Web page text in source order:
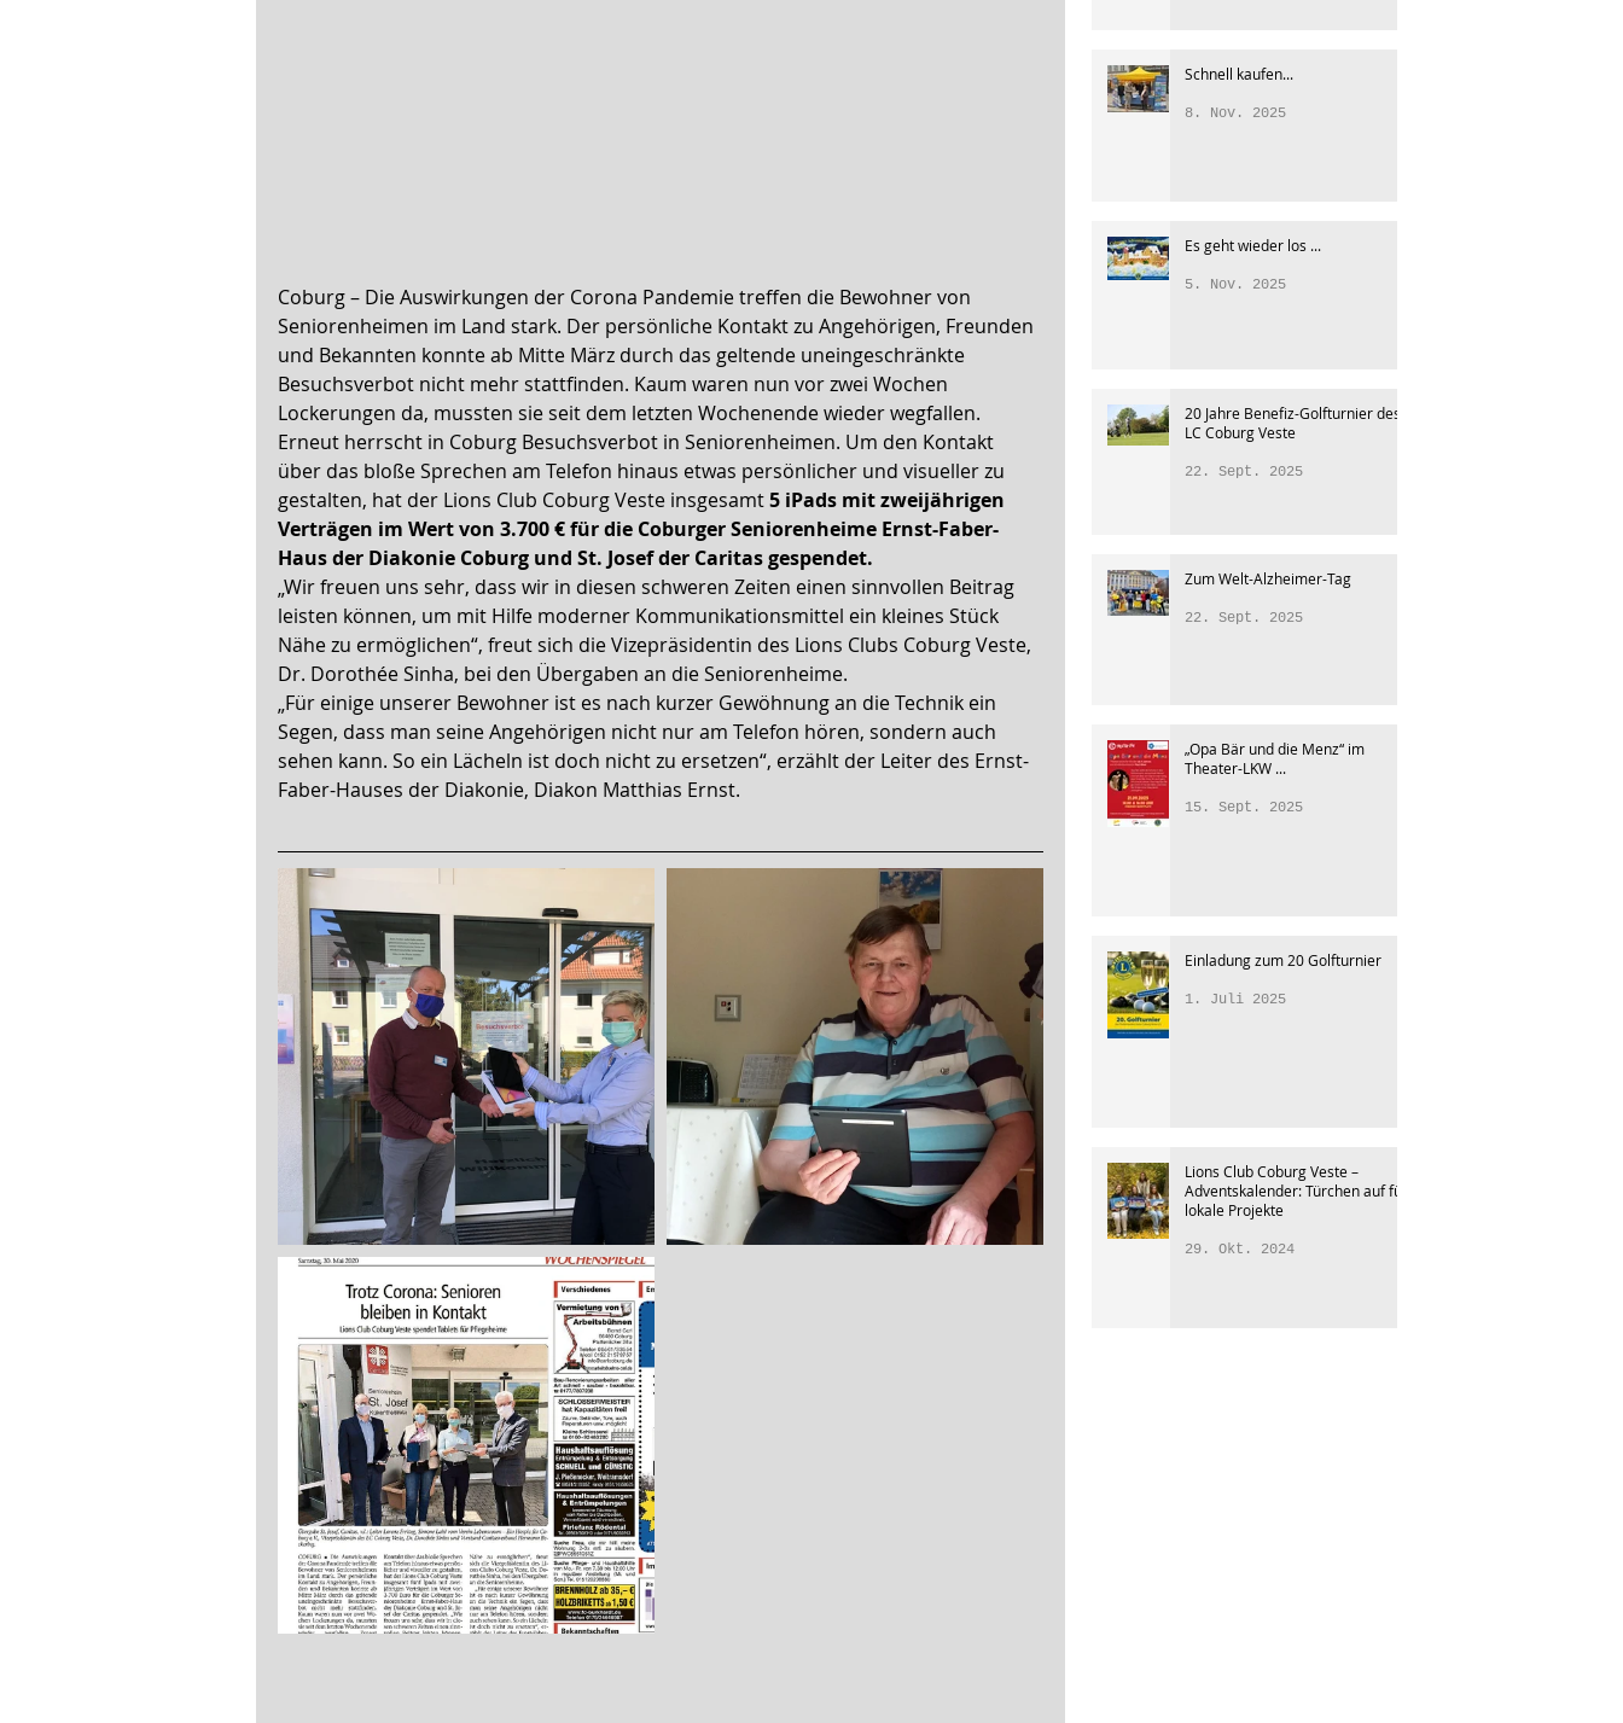
Coburg – Die Auswirkungen der Corona Pandemie treffen die Bewohner von
Seniorenheimen im Land stark. Der persönliche Kontakt zu Angehörigen, Freunden
und Bekannten konnte ab Mitte März durch das geltende uneingeschränkte
Besuchsverbot nicht mehr stattfinden. Kaum waren nun vor zwei Wochen
Lockerungen da, mussten sie seit dem letzten Wochenende wieder wegfallen.
Erneut herrscht in Coburg Besuchsverbot in Seniorenheimen. Um den Kontakt
über das bloße Sprechen am Telefon hinaus etwas persönlicher und visueller zu
gestalten, hat der Lions Club Coburg Veste insgesamt 5 iPads mit zweijährigen
Verträgen im Wert von 3.700 € für die Coburger Seniorenheime Ernst-Faber-
Haus der Diakonie Coburg und St. Josef der Caritas gespendet.
„Wir freuen uns sehr, dass wir in diesen schweren Zeiten einen sinnvollen Beitrag
leisten können, um mit Hilfe moderner Kommunikationsmittel ein kleines Stück
Nähe zu ermöglichen“, freut sich die Vizepräsidentin des Lions Clubs Coburg Veste,
Dr. Dorothée Sinha, bei den Übergaben an die Seniorenheime.
„Für einige unserer Bewohner ist es nach kurzer Gewöhnung an die Technik ein
Segen, dass man seine Angehörigen nicht nur am Telefon hören, sondern auch
sehen kann. So ein Lächeln ist doch nicht zu ersetzen“, erzählt der Leiter des Ernst-
Faber-Hauses der Diakonie, Diakon Matthias Ernst.
Schnell kaufen...
8. Nov. 2025
Es geht wieder los ...
5. Nov. 2025
20 Jahre Benefiz-Golfturnier des
LC Coburg Veste
22. Sept. 2025
Zum Welt-Alzheimer-Tag
22. Sept. 2025
„Opa Bär und die Menz“ im
Theater-LKW ...
15. Sept. 2025
Einladung zum 20 Golfturnier
1. Juli 2025
Lions Club Coburg Veste –
Adventskalender: Türchen auf für
lokale Projekte
29. Okt. 2024